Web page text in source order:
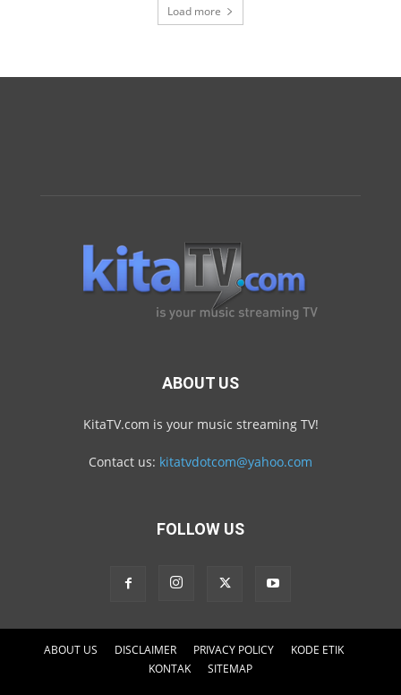
Load more
ABOUT US
KitaTV.com is your music streaming TV!
Contact us: kitatvdotcom@yahoo.com
FOLLOW US
ABOUT US DISCLAIMER PRIVACY POLICY
KODE ETIK
KONTAK
SITEMAP